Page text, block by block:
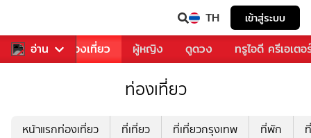
TH เข้าสู่ระบบ
อ่าน
อาหาร ท่องเที่ยว ผู้หญิง ดูดวง ทรูไอดี ครีเอเตอ
ท่องเที่ยว
หน้าแรกท่องเที่ยว ที่เที่ยว ที่เที่ยวกรุงเทพ ที่พัก